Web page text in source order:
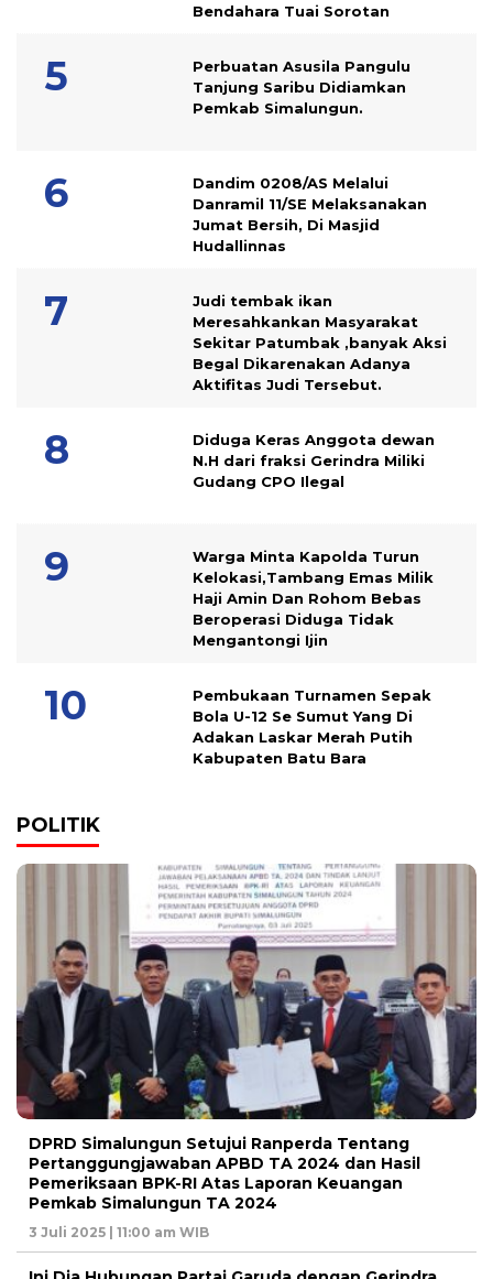
Bendahara Tuai Sorotan
Perbuatan Asusila Pangulu
Tanjung Saribu Didiamkan
Pemkab Simalungun.
Dandim 0208/AS Melalui
Danramil 11/SE Melaksanakan
Jumat Bersih, Di Masjid
Hudallinnas
Judi tembak ikan
Meresahkankan Masyarakat
Sekitar Patumbak ,banyak Aksi
Begal Dikarenakan Adanya
Aktifitas Judi Tersebut.
Diduga Keras Anggota dewan
N.H dari fraksi Gerindra Miliki
Gudang CPO Ilegal
Warga Minta Kapolda Turun
Kelokasi,Tambang Emas Milik
Haji Amin Dan Rohom Bebas
Beroperasi Diduga Tidak
Mengantongi Ijin
Pembukaan Turnamen Sepak
Bola U-12 Se Sumut Yang Di
Adakan Laskar Merah Putih
Kabupaten Batu Bara
POLITIK
DPRD Simalungun Setujui Ranperda Tentang
Pertanggungjawaban APBD TA 2024 dan Hasil
Pemeriksaan BPK-RI Atas Laporan Keuangan
Pemkab Simalungun TA 2024
3 Juli 2025 | 11:00 am WIB